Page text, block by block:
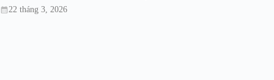
22 tháng 3, 2026